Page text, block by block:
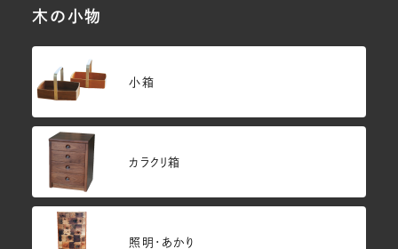
木の小物
小箱
カラクリ箱
照明・あかり